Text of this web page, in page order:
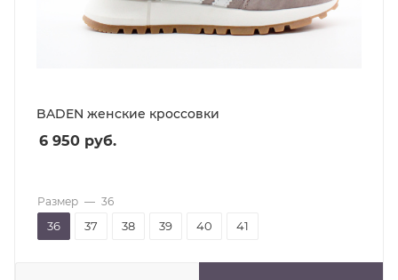
BADEN женские кроссовки
6 950 руб.
Размер — 36
36 37 38 39 40 41